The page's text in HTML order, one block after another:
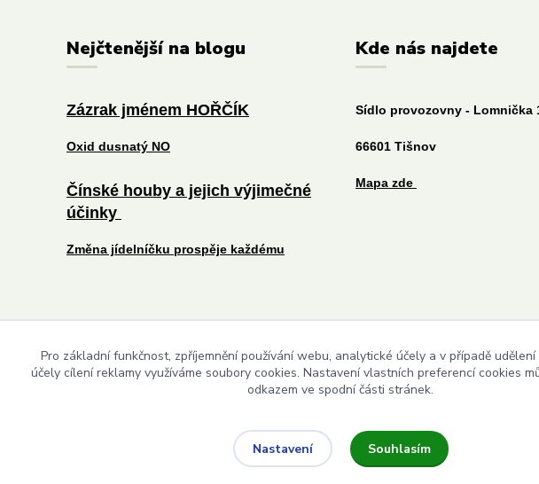
Nejčtenější na blogu
Zázrak jménem HOŘČÍK
Oxid dusnatý NO
Čínské houby a jejich výjimečné
účinky
Změna jídelníčku prospěje každému
Kde nás najdete
Sídlo provozovny - Lomnička
66601 Tišnov
Mapa zde
Upravit sběr cookies.
Pro základní funkčnost, zpříjemnění používání webu, analytické účely a v případě
účely cílení reklamy využíváme soubory cookies. Nastavení vlastních preferencí cookies
odkazem ve spodní části stránek.
Nastavení Souhlasím